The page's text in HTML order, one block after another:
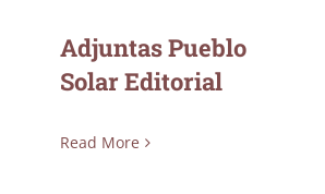
Adjuntas Pueblo
Solar Editorial
Read More